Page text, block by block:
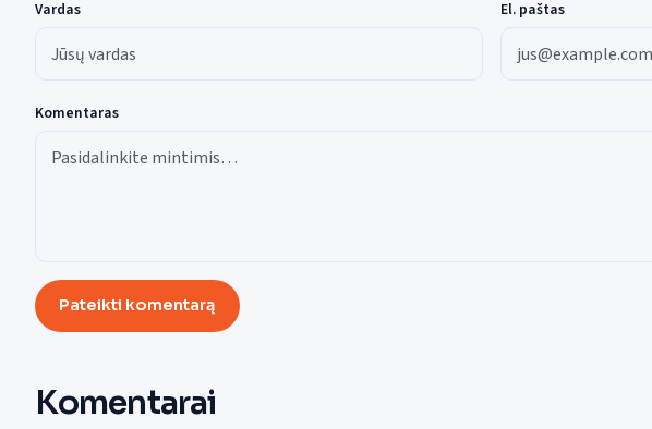
Vardas El. paštas
Komentaras
Pateikti komentarą
Komentarai